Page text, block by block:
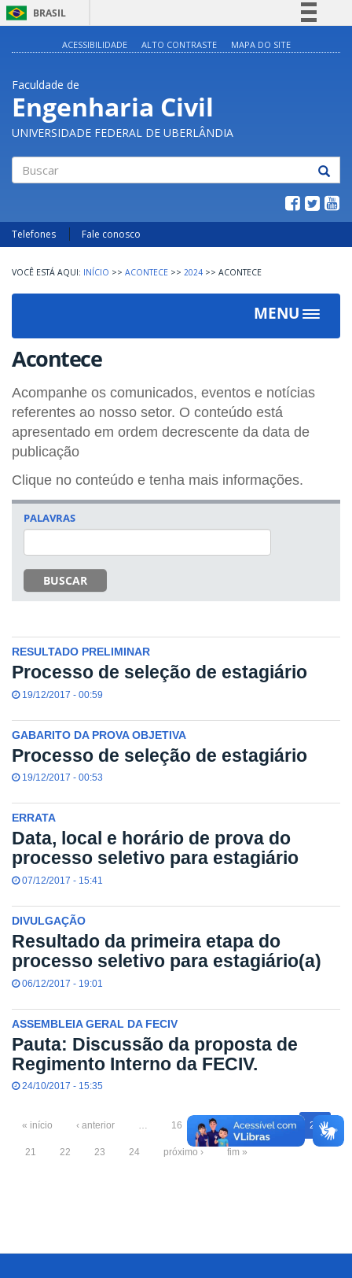
BRASIL
Legislação
Canais
ACESSIBILIDADE ALTO CONTRASTE MAPA DO SITE
Faculdade de
Engenharia Civil
UNIVERSIDADE FEDERAL DE UBERLÂNDIA
Telefones Fale conosco
INÍCIO >> ACONTECE >> 2024 >> ACONTECE
MENU
Toggle
Acontece
Acompanhe os comunicados, eventos e notícias
referentes ao nosso setor. O conteúdo está
apresentado em ordem decrescente da data de
publicação
Clique no conteúdo e tenha mais informações.
PALAVRAS
BUSCAR
RESULTADO PRELIMINAR
Processo de seleção de estagiário
19/12/2017 - 00:59
GABARITO DA PROVA OBJETIVA
Processo de seleção de estagiário
19/12/2017 - 00:53
ERRATA
Data, local e horário de prova do
processo seletivo para estagiário
07/12/2017 - 15:41
DIVULGAÇÃO
Resultado da primeira etapa do
processo seletivo para estagiário(a)
06/12/2017 - 19:01
ASSEMBLEIA GERAL DA FECIV
Pauta: Discussão da proposta de
Regimento Interno da FECIV.
24/10/2017 - 15:35
« início ‹ anterior … 16 17 18 19 20
21 22 23 24 próximo › fim »